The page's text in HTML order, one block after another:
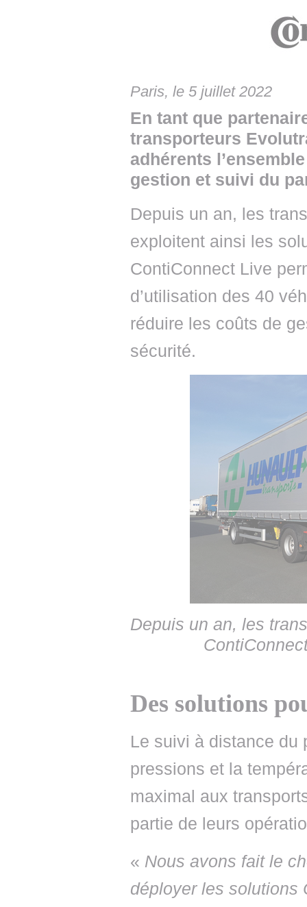
•
👉
Paris, le 5 juillet 2022
En tant que
transporteurs
adhérents
gestion et suivi du
Depuis un an, les
exploitent ainsi les
ContiConnect Live
d’utilisation des 40
réduire les coûts de
sécurité.
Depuis un an, les
Des solutions
Le suivi à distance du
pressions et la
maximal aux
partie de leurs
« Nous avons fait le
déployer les solutions